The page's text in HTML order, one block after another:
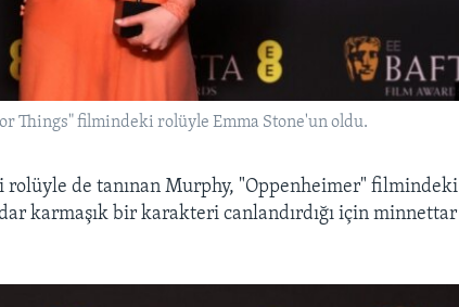
Things" filmindeki rolüyle Emma Stone'un oldu.
rolüyle de tanınan Murphy, "Oppenheimer" filmindeki
karmaşık bir karakteri canlandırdığı için minnettar